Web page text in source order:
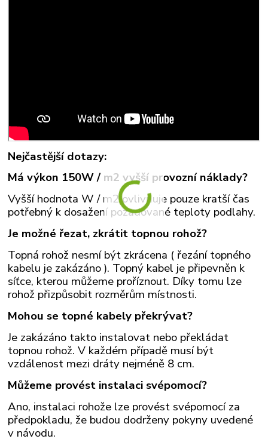
Nejčastější dotazy:
Má výkon 150W / m2 vyšší provozní náklady?
Vyšší hodnota W / m2 ovlivňuje pouze kratší čas
potřebný k dosažení požadované teploty podlahy.
Je možné řezat, zkrátit topnou rohož?
Topná rohož nesmí být zkrácena ( řezání topného
kabelu je zakázáno ). Topný kabel je připevněn k
síťce, kterou můžeme proříznout. Díky tomu lze
rohož přizpůsobit rozměrům místnosti.
Mohou se topné kabely překrývat?
Je zakázáno takto instalovat nebo překládat
topnou rohož. V každém případě musí být
vzdálenost mezi dráty nejméně 8 cm.
Můžeme provést instalaci svépomocí?
Ano, instalaci rohože lze provést svépomocí za
předpokladu, že budou dodrženy pokyny uvedené
v návodu.